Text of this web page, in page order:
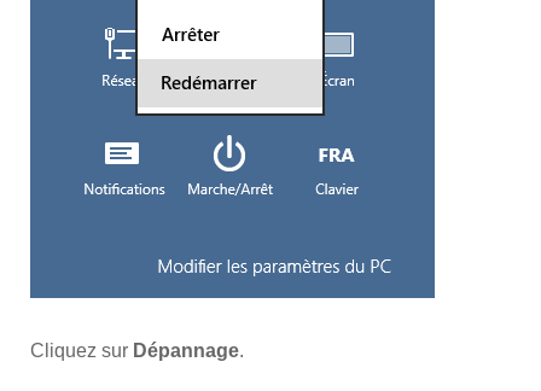
Cliquez sur Dépannage.